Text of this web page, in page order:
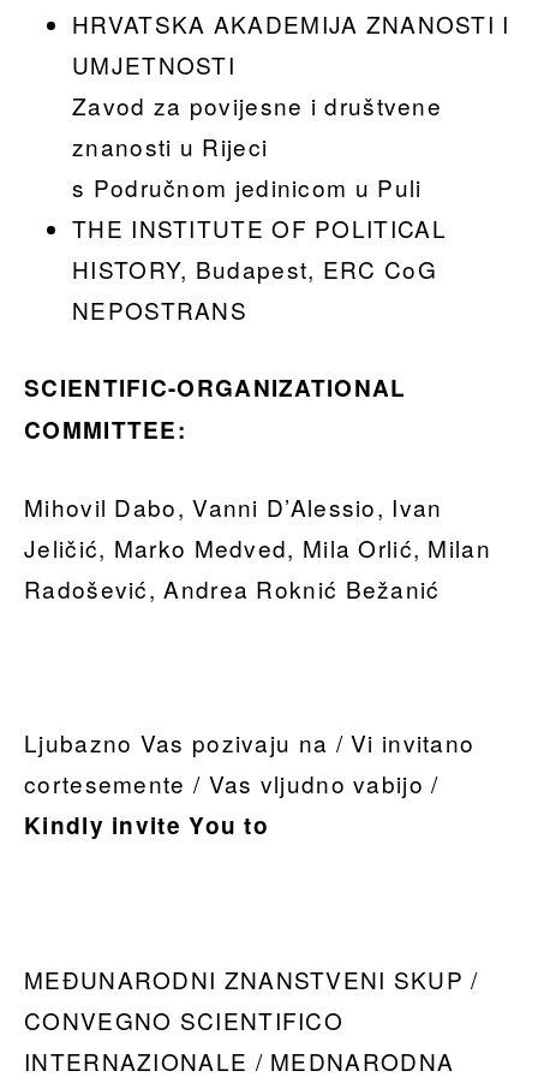
HRVATSKA AKADEMIJA ZNANOSTI I
UMJETNOSTI
Zavod za povijesne i društvene
znanosti u Rijeci
s Područnom jedinicom u Puli
THE INSTITUTE OF POLITICAL
HISTORY, Budapest, ERC CoG
NEPOSTRANS
SCIENTIFIC-ORGANIZATIONAL
COMMITTEE:
Mihovil Dabo, Vanni D’Alessio, Ivan
Jeličić, Marko Medved, Mila Orlić, Milan
Radošević, Andrea Roknić Bežanić
Ljubazno Vas pozivaju na / Vi invitano
cortesemente / Vas vljudno vabijo /
Kindly invite You to
MEĐUNARODNI ZNANSTVENI SKUP /
CONVEGNO SCIENTIFICO
INTERNAZIONALE / MEDNARODNA